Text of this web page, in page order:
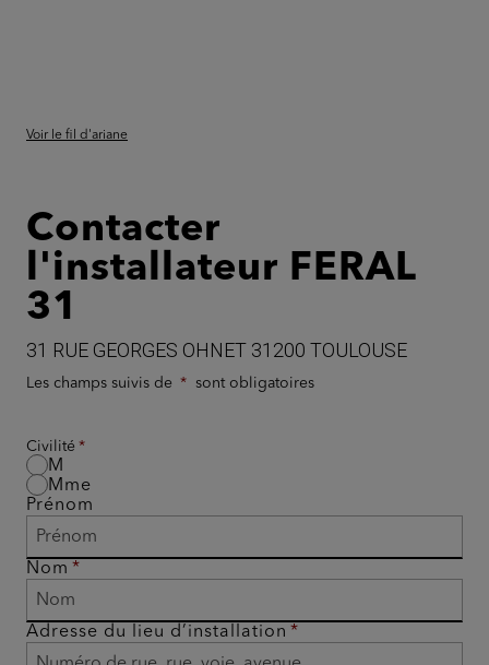
Voir le fil d'ariane
Contacter
l'installateur FERAL
31
31 RUE GEORGES OHNET 31200 TOULOUSE
Les champs suivis de sont obligatoires
Civilité
M
Mme
Prénom
Nom
Adresse du lieu d’installation